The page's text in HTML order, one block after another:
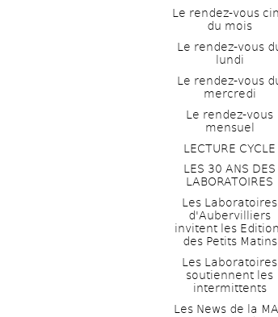
Le rendez-vous
du mois
Le rendez-vous
lundi
Le rendez-vous
mercredi
Le rendez-vous
mensuel
LECTURE CYCLE
LES 30 ANS DES
LABORATOIRES
Les Laboratoires
d'Aubervilliers
invitent les
des Petits Matins
Les Laboratoires
soutiennent les
intermittents
Les News de la